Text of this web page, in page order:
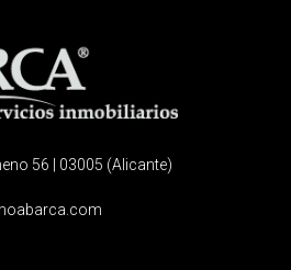
56 | 03005 (Alicante)